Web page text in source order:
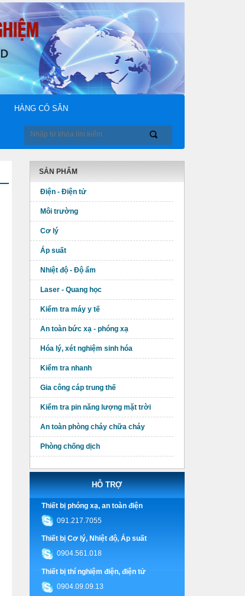
HÀNG CÓ SẴN
SẢN PHẨM
Điện - Điện tử
Môi trường
Cơ lý
Áp suất
Nhiệt độ - Độ ẩm
Laser - Quang học
Kiểm tra máy y tế
An toàn bức xạ - phóng xạ
Hóa lý, xét nghiệm sinh hóa
Kiểm tra nhanh
Gia công cáp trung thế
Kiểm tra pin năng lượng mặt trời
An toàn phòng cháy chữa cháy
Phòng chống dịch
HỖ TRỢ
Thiết bị phóng xạ, an toàn điện
091.217.7055
Thiết bị Cơ lý, Nhiệt độ, Áp suất
0904.561.018
Thiết bị thí nghiệm điện, điện tử
0904.09.09.13